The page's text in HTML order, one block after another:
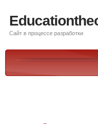
Сайт в процессе разработки